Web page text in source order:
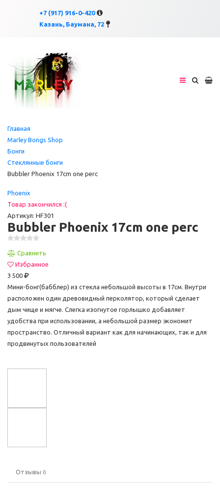
+7 (917) 916-0-420
Казань, Баумана, 72×
Главная
Marley Bongs Shop
Бонги
Стеклянные бонги
Bubbler Phoenix 17cm one perc
Phoenix
Товар закончился :(
Артикул: HF301
Bubbler Phoenix 17cm one perc
Сравнить
Избранное
3 500
Мини-бонг(бабблер) из стекла небольшой высоты в 17см. Внутри
расположен один древовидный перколятор, который сделает
дым чище и мягче. Слегка изогнутое горлышко добавляет
удобства при использовании, а небольшой размер экономит
пространство. Отличный вариант как для начинающих, так и для
продвинутых пользователей
Отзывы 0